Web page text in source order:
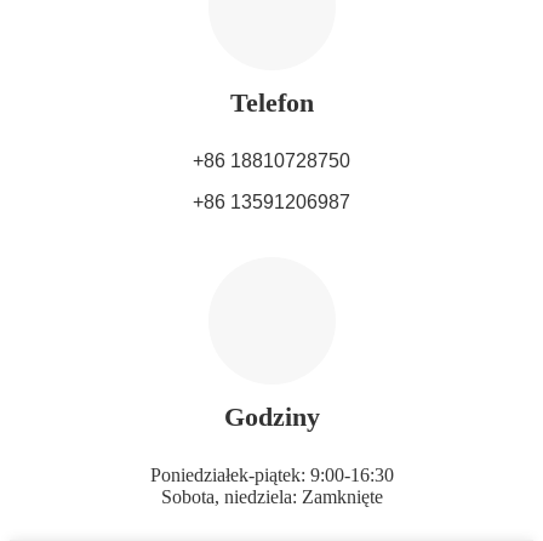
Telefon
+86 18810728750
+86 13591206987
Godziny
Poniedziałek-piątek: 9:00-16:30
Sobota, niedziela: Zamknięte